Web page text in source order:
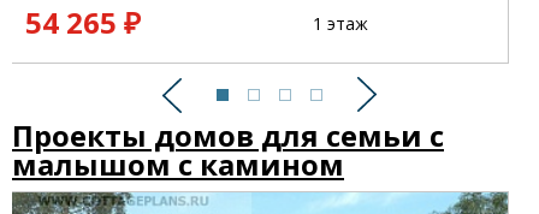
Предыдущий Следующий
54 265 ₽
1 этаж
Проекты домов для семьи с
малышом с камином